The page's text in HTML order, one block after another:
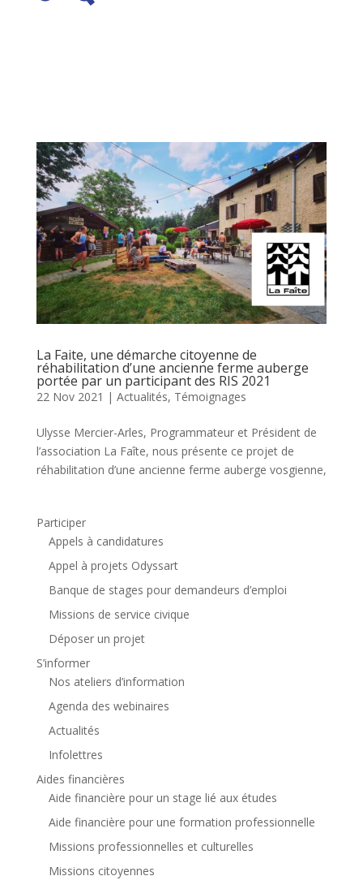
La Faite, une démarche citoyenne de
réhabilitation d’une ancienne ferme auberge
portée par un participant des RIS 2021
22 Nov 2021 | Actualités, Témoignages
Ulysse Mercier-Arles, Programmateur et Président de
l’association La Faîte, nous présente ce projet de
réhabilitation d’une ancienne ferme auberge vosgienne,
Participer
Appels à candidatures
Appel à projets Odyssart
Banque de stages pour demandeurs d’emploi
Missions de service civique
Déposer un projet
S’informer
Nos ateliers d’information
Agenda des webinaires
Actualités
Infolettres
Aides financières
Aide financière pour un stage lié aux études
Aide financière pour une formation professionnelle
Missions professionnelles et culturelles
Missions citoyennes